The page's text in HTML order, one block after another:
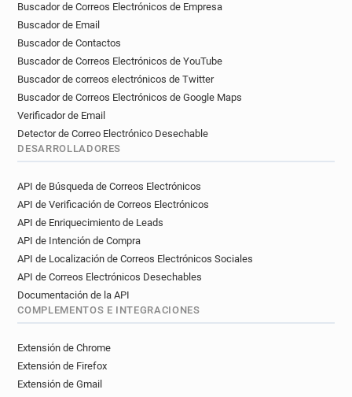
Buscador de Correos Electrónicos de Empresa
Buscador de Email
Buscador de Contactos
Buscador de Correos Electrónicos de YouTube
Buscador de correos electrónicos de Twitter
Buscador de Correos Electrónicos de Google Maps
Verificador de Email
Detector de Correo Electrónico Desechable
DESARROLLADORES
API de Búsqueda de Correos Electrónicos
API de Verificación de Correos Electrónicos
API de Enriquecimiento de Leads
API de Intención de Compra
API de Localización de Correos Electrónicos Sociales
API de Correos Electrónicos Desechables
Documentación de la API
COMPLEMENTOS E INTEGRACIONES
Extensión de Chrome
Extensión de Firefox
Extensión de Gmail